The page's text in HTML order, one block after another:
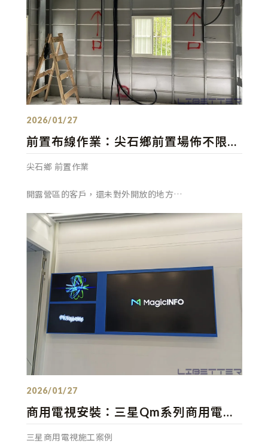
前置布線作業：尖石鄉前置場佈不限地
區服務！廣交各位新老客戶朋友
佈：2026/01/27
尖石鄉 前置作業
開露營區的客戶，還未對外開放的地方
風景很美，大熱天在上面一點都不熱
跟客戶約好下次施工的時
商用電視安裝：三星Qm系列商用電視
85吋×1 & 43吋×2 從木作到油漆、烤
佈：2026/01/27
三星商用電視施工案例